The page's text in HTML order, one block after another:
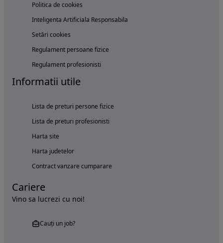
Politica de cookies
Inteligenta Artificiala Responsabila
Setări cookies
Regulament persoane fizice
Regulament profesionisti
Informatii utile
Lista de preturi persone fizice
Lista de preturi profesionisti
Harta site
Harta judetelor
Contract vanzare cumparare
Cariere
Vino sa lucrezi cu noi!
Cauți un job?